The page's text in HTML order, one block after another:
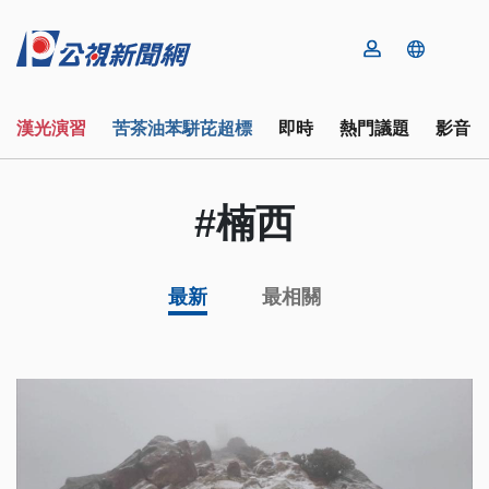
漢光演習 苦茶油苯駢芘超標 即時 熱門議題 影音
#楠西
最新 最相關